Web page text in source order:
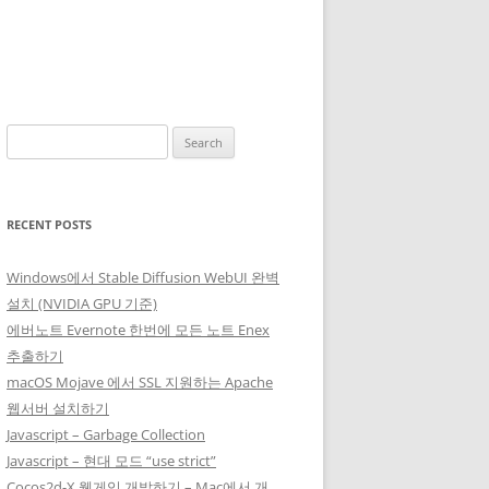
for:
RECENT POSTS
Windows에서 Stable Diffusion WebUI 완벽
설치 (NVIDIA GPU 기준)
에버노트 Evernote 한번에 모든 노트 Enex
추출하기
macOS Mojave 에서 SSL 지원하는 Apache
웹서버 설치하기
Javascript – Garbage Collection
Javascript – 현대 모드 “use strict”